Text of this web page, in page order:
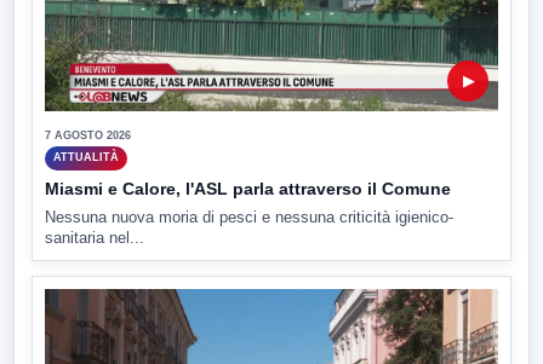
▶
7 AGOSTO 2026
ATTUALITÀ
Miasmi e Calore, l'ASL parla attraverso il Comune
Nessuna nuova moria di pesci e nessuna criticità igienico-
sanitaria nel...